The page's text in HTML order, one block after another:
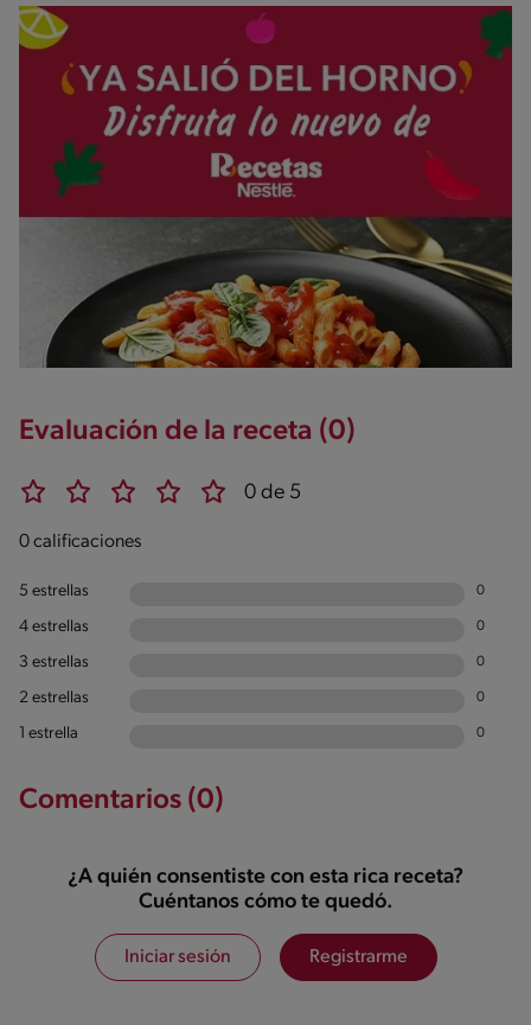
Evaluación de la receta (0)
0 de 5
0 calificaciones
5 estrellas 0
4 estrellas 0
3 estrellas 0
2 estrellas 0
1 estrella 0
Comentarios (0)
¿A quién consentiste con esta rica receta?
Cuéntanos cómo te quedó.
Iniciar sesión Registrarme